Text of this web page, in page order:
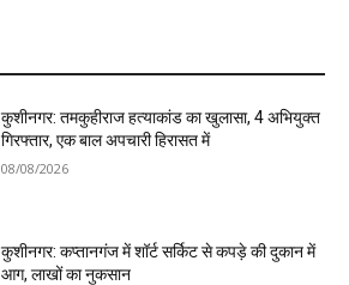
कुशीनगर: तमकुहीराज हत्याकांड का खुलासा, 4 अभियुक्त
गिरफ्तार, एक बाल अपचारी हिरासत में
08/08/2026
कुशीनगर: कप्तानगंज में शॉर्ट सर्किट से कपड़े की दुकान में
आग, लाखों का नुकसान